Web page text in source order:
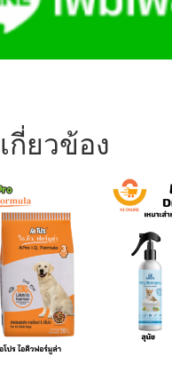
กี่ยวข้อง